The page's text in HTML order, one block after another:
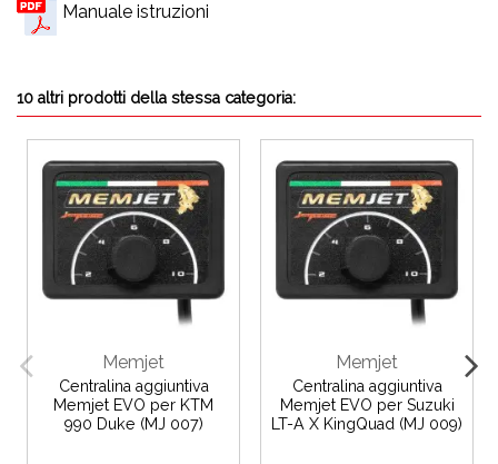
Manuale istruzioni
10 altri prodotti della stessa categoria:
Memjet
Centralina aggiuntiva
Memjet EVO per KTM
990 Duke (MJ 007)
Memjet
Centralina aggiuntiva
Memjet EVO per Suzuki
LT-A X KingQuad (MJ 009)